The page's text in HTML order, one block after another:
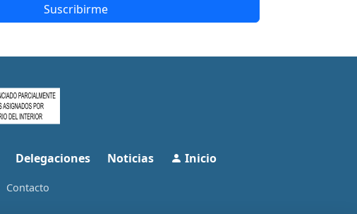
Suscribirme
Delegaciones Noticias Inicio
Contacto